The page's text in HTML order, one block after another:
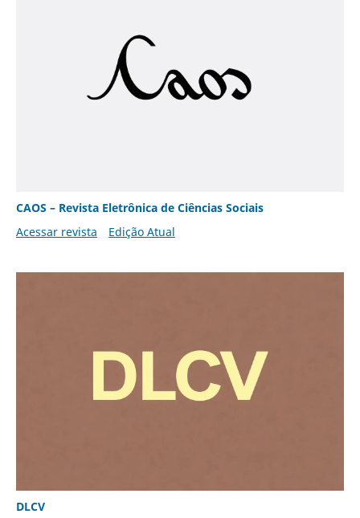
CAOS – Revista Eletrônica de Ciências Sociais
Acessar revista
Edição Atual
DLCV